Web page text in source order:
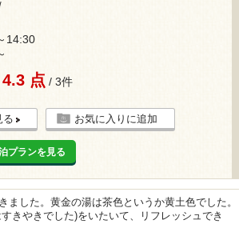
14:30
4.3 点 / 3件
る お気に入りに追加
プランを見る
ました。黄金の湯は茶色というか黄土色でした。
きやきでした)をいたいて、リフレッシュでき